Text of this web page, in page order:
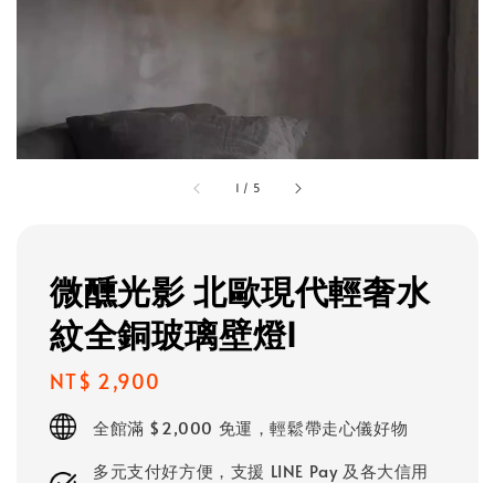
1 / 5
微醺光影 北歐現代輕奢水
紋全銅玻璃壁燈I
Regular
price
NT$ 2,900
全館滿 $2,000 免運，輕鬆帶走心儀好物
多元支付好方便，支援 LINE Pay 及各大信用